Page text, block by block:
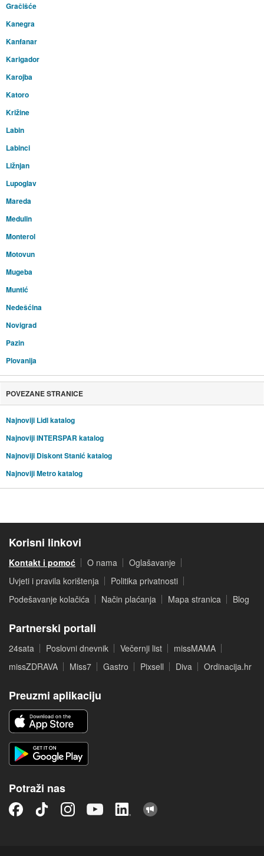
Gračišće
Kanegra
Kanfanar
Karigador
Karojba
Katoro
Križine
Labin
Labinci
Ližnjan
Lupoglav
Mareda
Medulin
Monterol
Motovun
Mugeba
Muntić
Nedešćina
Novigrad
Pazin
Plovanija
POVEZANE STRANICE
Najnoviji Lidl katalog
Najnoviji INTERSPAR katalog
Najnoviji Diskont Stanić katalog
Najnoviji Metro katalog
Korisni linkovi
Kontakt i pomoć O nama
Oglašavanje
Uvjeti i pravila korištenja
Politika privatnosti
Podešavanje kolačića
Način plaćanja Mapa stranica Blog
Partnerski portali
24sata Poslovni dnevnik Večernji list
missMAMA
missZDRAVA
Miss7 Gastro Pixsell Diva Ordinacija.hr
Preuzmi aplikaciju
Potraži nas